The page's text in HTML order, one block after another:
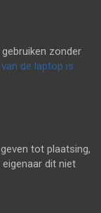
zonder
de laptop is
tot plaatsing,
dit niet